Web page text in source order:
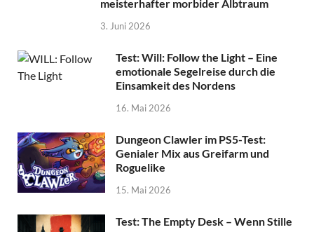
meisterhafter morbider Albtraum
3. Juni 2026
Test: Will: Follow the Light – Eine
emotionale Segelreise durch die
Einsamkeit des Nordens
16. Mai 2026
Dungeon Clawler im PS5-Test:
Genialer Mix aus Greifarm und
Roguelike
15. Mai 2026
Test: The Empty Desk – Wenn Stille